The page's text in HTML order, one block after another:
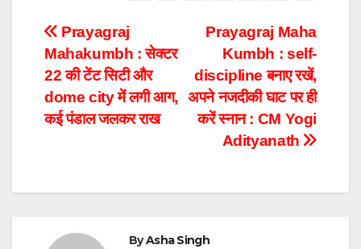
Prayagraj Maha
Kumbh : self-
discipline बनाए रखें,
अपने नजदीकी घाट पर ही
करें स्नान : CM Yogi
Adityanath
Prayagraj
Mahakumbh : सेक्टर
22 की टेंट सिटी और
dome city में लगी आग,
कई पंडाल जलकर राख
ByAsha Singh